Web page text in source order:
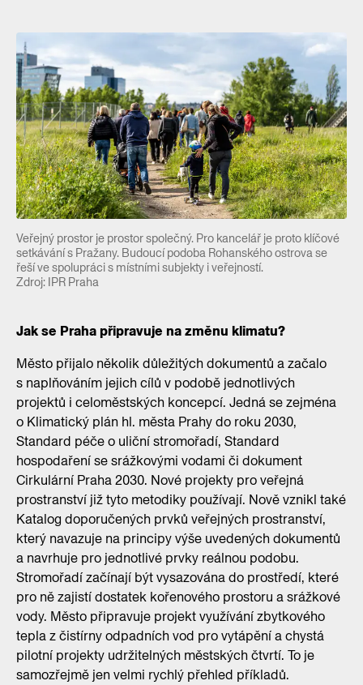
Veřejný prostor je prostor společný. Pro kancelář je proto klíčové
setkávání s Pražany. Budoucí podoba Rohanského ostrova se
řeší ve spolupráci s místními subjekty i veřejností.
Zdroj: IPR Praha
Jak se Praha připravuje na změnu klimatu?
Město přijalo několik důležitých dokumentů a začalo
s naplňováním jejich cílů v podobě jednotlivých
projektů i celoměstských koncepcí. Jedná se zejména
o Klimatický plán hl. města Prahy do roku 2030,
Standard péče o uliční stromořadí, Standard
hospodaření se srážkovými vodami či dokument
Cirkulární Praha 2030. Nové projekty pro veřejná
prostranství již tyto metodiky používají. Nově vznikl také
Katalog doporučených prvků veřejných prostranství,
který navazuje na principy výše uvedených dokumentů
a navrhuje pro jednotlivé prvky reálnou podobu.
Stromořadí začínají být vysazována do prostředí, které
pro ně zajistí dostatek kořenového prostoru a srážkové
vody. Město připravuje projekt využívání zbytkového
tepla z čistírny odpadních vod pro vytápění a chystá
pilotní projekty udržitelných městských čtvrtí. To je
samozřejmě jen velmi rychlý přehled příkladů.